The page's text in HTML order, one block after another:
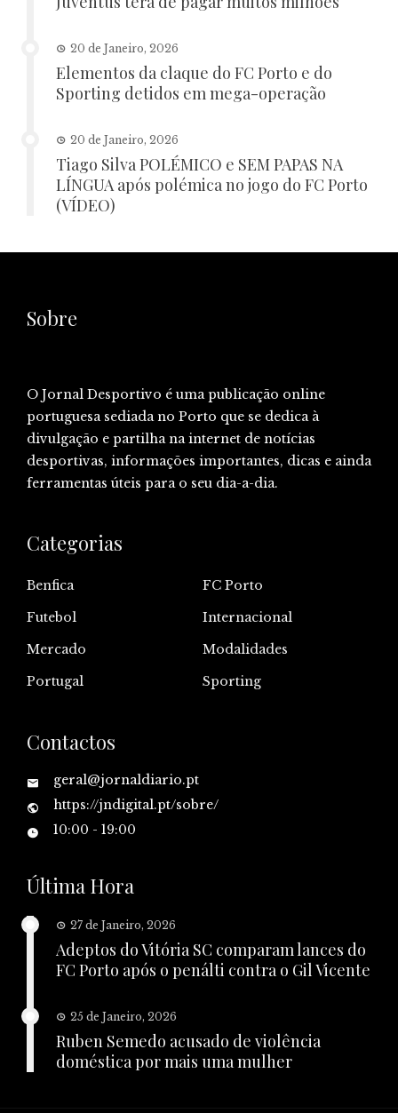
20 de Janeiro, 2026
Elementos da claque do FC Porto e do
Sporting detidos em mega-operação
20 de Janeiro, 2026
Tiago Silva POLÉMICO e SEM PAPAS NA
LÍNGUA após polémica no jogo do FC Porto
(VÍDEO)
Sobre
O Jornal Desportivo é uma publicação online
portuguesa sediada no Porto que se dedica à
divulgação e partilha na internet de notícias
desportivas, informações importantes, dicas e ainda
ferramentas úteis para o seu dia-a-dia.
Categorias
Benfica
FC Porto
Futebol
Internacional
Mercado
Modalidades
Portugal
Sporting
Contactos
geral@jornaldiario.pt
https://jndigital.pt/sobre/
10:00 - 19:00
Última Hora
27 de Janeiro, 2026
Adeptos do Vitória SC comparam lances do
FC Porto após o penálti contra o Gil Vicente
25 de Janeiro, 2026
Ruben Semedo acusado de violência
doméstica por mais uma mulher